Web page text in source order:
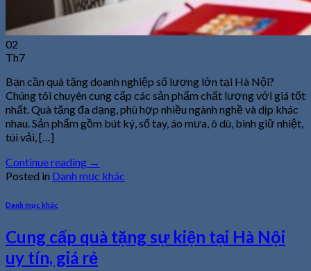
02
Th7
Bạn cần quà tặng doanh nghiệp số lượng lớn tại Hà Nội?
Chúng tôi chuyên cung cấp các sản phẩm chất lượng với giá tốt
nhất. Quà tặng đa dạng, phù hợp nhiều ngành nghề và dịp khác
nhau. Sản phẩm gồm bút ký, sổ tay, áo mưa, ô dù, bình giữ nhiệt,
túi vải, […]
Continue reading →
Posted in Danh mục khác
Danh mục khác
Cung cấp quà tặng sự kiện tại Hà Nội
uy tín, giá rẻ